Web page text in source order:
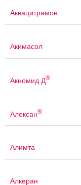
Аквацитрамон
Акимасол
Акномид Д®
Алексан®
Алимта
Алкеран